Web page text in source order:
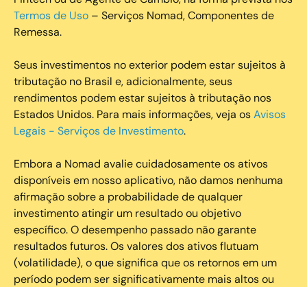
Termos de Uso – Serviços Nomad, Componentes de
Remessa.
Seus investimentos no exterior podem estar sujeitos à
tributação no Brasil e, adicionalmente, seus
rendimentos podem estar sujeitos à tributação nos
Estados Unidos. Para mais informações, veja osAvisos
Legais - Serviços de Investimento.
Embora a Nomad avalie cuidadosamente os ativos
disponíveis em nosso aplicativo, não damos nenhuma
afirmação sobre a probabilidade de qualquer
investimento atingir um resultado ou objetivo
específico. O desempenho passado não garante
resultados futuros. Os valores dos ativos flutuam
(volatilidade), o que significa que os retornos em um
período podem ser significativamente mais altos ou